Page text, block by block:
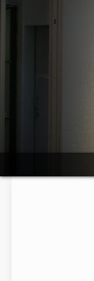
Skip to main content
MAIN MENU